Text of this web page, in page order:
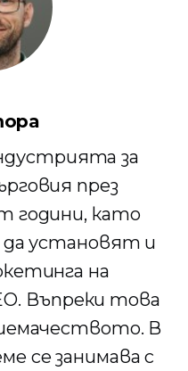
за
през
години, като
да установят и
на
Въпреки това
В
се занимава с